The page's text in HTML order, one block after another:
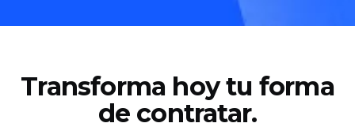
Transforma hoy tu forma
de contratar.